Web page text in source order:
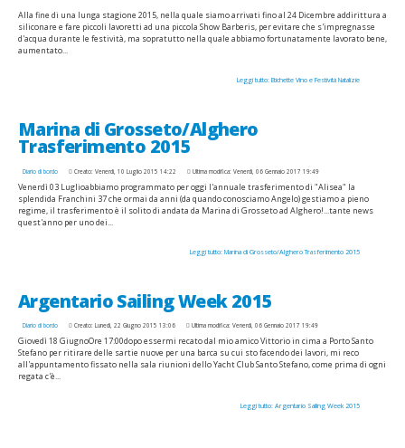
Alla fine di una lunga stagione 2015, nella quale siamo arrivati fino al 24 Dicembre addirittura a
siliconare e fare piccoli lavoretti ad una piccola Show Barberis, per evitare che s'impregnasse
d'acqua durante le festività, ma sopratutto nella quale abbiamo fortunatamente lavorato bene,
aumentato...
Leggi tutto: Etichette Vino e Festività Natalizie
Marina di Grosseto/Alghero
Trasferimento 2015
Diario di bordo Creato: Venerdì, 10 Luglio 2015 14:22 Ultima modifica: Venerdì, 06 Gennaio 2017 19:49
Venerdì 03 Luglioabbiamo programmato per oggi l'annuale trasferimento di "Alisea" la
splendida Franchini 37 che ormai da anni (da quando conosciamo Angelo) gestiamo a pieno
regime, il trasferimento è il solito di andata da Marina di Grosseto ad Alghero!...tante news
quest'anno per uno dei...
Leggi tutto: Marina di Grosseto/Alghero Trasferimento 2015
Argentario Sailing Week 2015
Diario di bordo Creato: Lunedì, 22 Giugno 2015 13:06 Ultima modifica: Venerdì, 06 Gennaio 2017 19:49
Giovedì 18 GiugnoOre 17:00dopo essermi recato dal mio amico Vittorio in cima a Porto Santo
Stefano per ritirare delle sartie nuove per una barca su cui sto facendo dei lavori, mi reco
all'appuntamento fissato nella sala riunioni dello Yacht Club Santo Stefano, come prima di ogni
regata c'è...
Leggi tutto: Argentario Sailing Week 2015